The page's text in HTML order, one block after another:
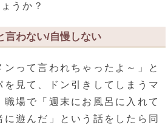
うか？
言わない/自慢しない
ンって言われちゃったよ～」と
見て、ドン引きしてしまうマ
場で「週末にお風呂に入れて
遊んだ」という話をしたら同